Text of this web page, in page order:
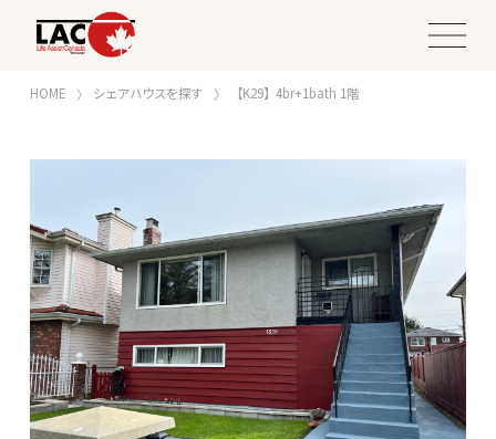
HOME シェアハウスを探す 【K29】4br+1bath 1階